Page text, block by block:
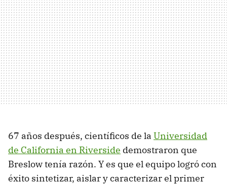
67 años después, científicos de la Universidad
de California en Riverside demostraron que
Breslow tenía razón. Y es que el equipo logró con
éxito sintetizar, aislar y caracterizar el primer